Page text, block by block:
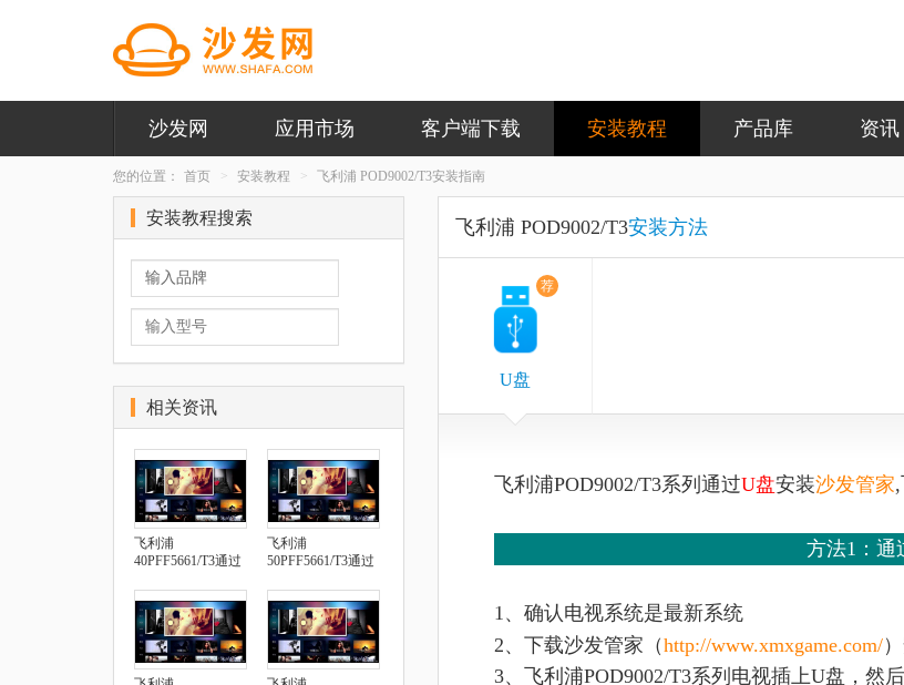
沙发网 应用市场 客户端下载 安装教程 产品库 资讯
您的位置： 首页 安装教程 飞利浦 POD9002/T3安装指南
飞利浦 POD9002/T3安装方法
荐
U盘
飞利浦POD9002/T3系列通过U盘安装沙发管家
方法1：通
1、确认电视系统是最新系统
2、下载沙发管家（http://www.xmxgame.com/
3、
飞利浦POD9002/T3系列电视插上U盘，
安装教程搜索
相关资讯
飞利浦
40PFF5661/T3通过
飞利浦
50PFF5661/T3通过